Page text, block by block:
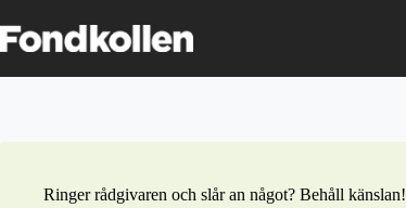
to
content
Ringer rådgivaren och slår an något? Behåll känslan!